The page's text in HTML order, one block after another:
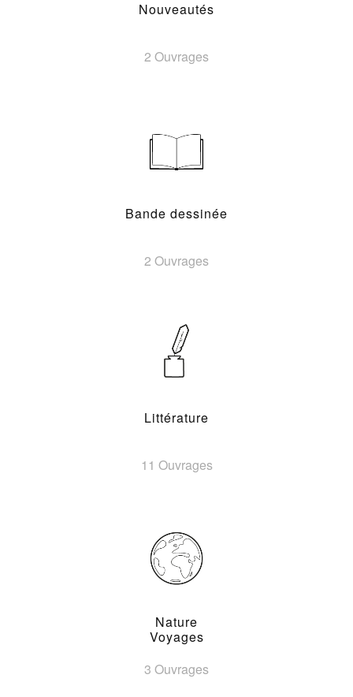
Nouveautés
2 Ouvrages
Bande dessinée
2 Ouvrages
Littérature
11 Ouvrages
Nature
Voyages
3 Ouvrages